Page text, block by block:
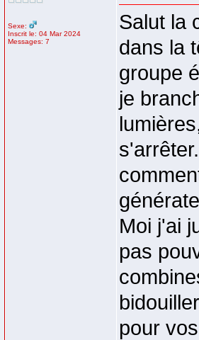
Sexe:
Inscrit le: 04 Mar 2024
Messages: 7
Salut la
dans la
groupe
je
Moi j'ai
pas
pour